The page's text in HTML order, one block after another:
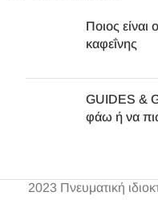
Ποιος
καφεΐνης
GUIDES &
φάω ή να
2023 Πνευματική